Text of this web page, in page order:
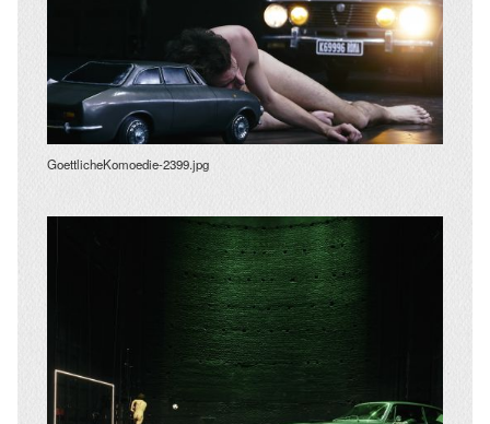
GoettlicheKomoedie-2399.jpg